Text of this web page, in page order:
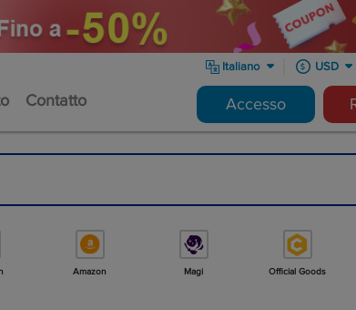
Contatto
Italiano USD
Accesso
Amazon Magi Official Goods